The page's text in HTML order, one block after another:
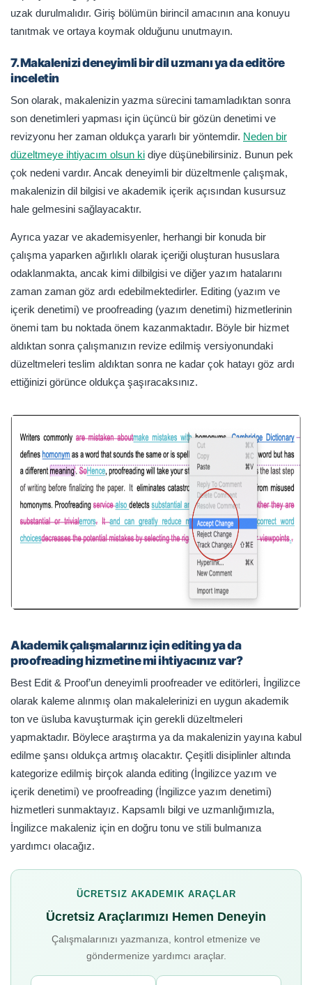
uzak durulmalıdır. Giriş bölümün birincil amacının ana konuyu
tanıtmak ve ortaya koymak olduğunu unutmayın.
7. Makalenizi deneyimli bir dil uzmanı ya da editöre
inceletin
Son olarak, makalenizin yazma sürecini tamamladıktan sonra
son denetimleri yapması için üçüncü bir gözün denetimi ve
revizyonu her zaman oldukça yararlı bir yöntemdir. Neden bir
düzeltmeye ihtiyacım olsun ki diye düşünebilirsiniz. Bunun pek
çok nedeni vardır. Ancak deneyimli bir düzeltmenle çalışmak,
makalenizin dil bilgisi ve akademik içerik açısından kusursuz
hale gelmesini sağlayacaktır.
Ayrıca yazar ve akademisyenler, herhangi bir konuda bir
çalışma yaparken ağırlıklı olarak içeriği oluşturan hususlara
odaklanmakta, ancak kimi dilbilgisi ve diğer yazım hatalarını
zaman zaman göz ardı edebilmektedirler. Editing (yazım ve
içerik denetimi) ve proofreading (yazım denetimi) hizmetlerinin
önemi tam bu noktada önem kazanmaktadır. Böyle bir hizmet
aldıktan sonra çalışmanızın revize edilmiş versiyonundaki
düzeltmeleri teslim aldıktan sonra ne kadar çok hatayı göz ardı
ettiğinizi görünce oldukça şaşıracaksınız.
Akademik çalışmalarınız için editing ya da
proofreading hizmetine mi ihtiyacınız var?
Best Edit & Proof’un deneyimli proofreader ve editörleri, İngilizce
olarak kaleme alınmış olan makalelerinizi en uygun akademik
ton ve üsluba kavuşturmak için gerekli düzeltmeleri
yapmaktadır. Böylece araştırma ya da makalenizin yayına kabul
edilme şansı oldukça artmış olacaktır. Çeşitli disiplinler altında
kategorize edilmiş birçok alanda editing (İngilizce yazım ve
içerik denetimi) ve proofreading (İngilizce yazım denetimi)
hizmetleri sunmaktayız. Kapsamlı bilgi ve uzmanlığımızla,
İngilizce makaleniz için en doğru tonu ve stili bulmanıza
yardımcı olacağız.
ÜCRETSIZ AKADEMIK ARAÇLAR
Ücretsiz Araçlarımızı Hemen Deneyin
Çalışmalarınızı yazmanıza, kontrol etmenize ve
göndermenize yardımcı araçlar.